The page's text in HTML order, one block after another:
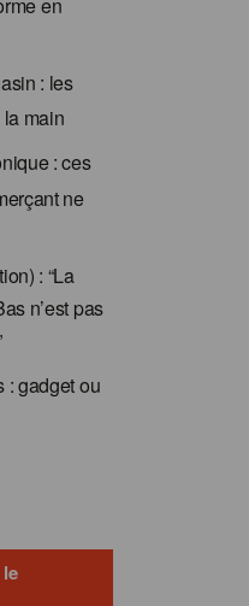
: les
main
: ces
ne
: “La
n’est pas
: gadget ou